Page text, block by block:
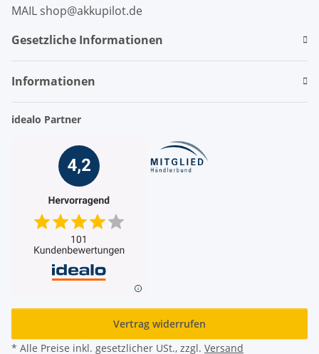
MAIL shop@akkupilot.de
Gesetzliche Informationen
Informationen
idealo Partner
Vertrag widerrufen
* Alle Preise inkl. gesetzlicher USt., zzgl. Versand